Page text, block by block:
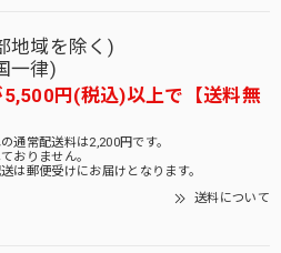
地域を除く)
一律)
円(税込)以上で【送料無
通常配送料は2,200円です。
おりません。
は郵便受けにお届けとなります。
送料について